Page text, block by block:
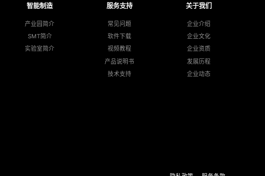
智能制造
产业园简介
SMT简介
实验室简介
服务支持
常见问题
软件下载
视频教程
产品说明书
技术支持
关于我们
企业介绍
企业文化
企业资质
发展历程
企业动态